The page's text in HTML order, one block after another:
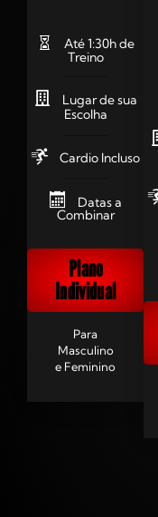
Até 1:30h de
Treino
Lugar de sua
Escolha
Cardio Incluso
Datas a
Combinar
Plano
Individual
Para
Masculino
e Feminino